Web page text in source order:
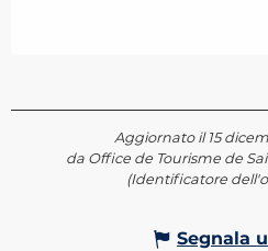
Aggiornato il 15
da Office de Tourisme de
(Identificatore
Segnala